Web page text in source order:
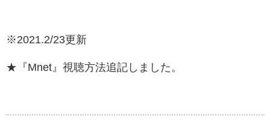
※2021.2/23更新
★『Mnet』視聴方法追記しました。